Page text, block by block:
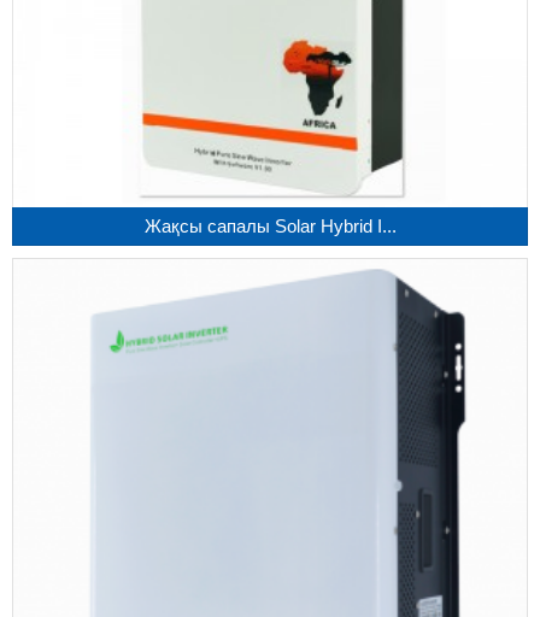
Жақсы сапалы Solar Hybrid I...